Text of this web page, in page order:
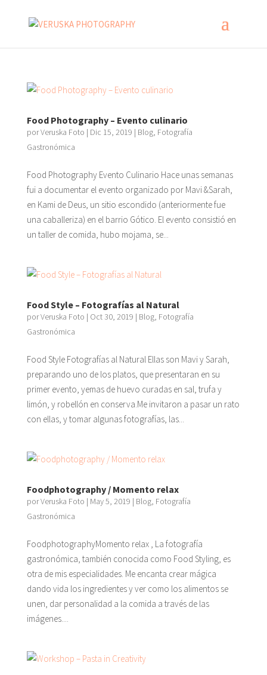
Food Photography – Evento culinario
porVeruska Foto | Dic 15, 2019 | Blog, Fotografía
Gastronómica
Food Photography Evento Culinario Hace unas semanas
fui a documentar el evento organizado por Mavi &Sarah,
en Kami de Deus, un sitio escondido (anteriormente fue
una caballeriza) en el barrio Gótico. El evento consistió en
un taller de comida, hubo mojama, se...
Food Style – Fotografías al Natural
porVeruska Foto | Oct 30, 2019 | Blog, Fotografía
Gastronómica
Food Style Fotografías al Natural Ellas son Mavi y Sarah,
preparando uno de los platos, que presentaran en su
primer evento, yemas de huevo curadas en sal, trufa y
limón, y robellón en conserva.Me invitaron a pasar un rato
con ellas, y tomar algunas fotografías, las...
Foodphotography / Momento relax
porVeruska Foto | May 5, 2019 | Blog, Fotografía
Gastronómica
FoodphotographyMomento relax , La fotografía
gastronómica, también conocida como Food Styling, es
otra de mis especialidades. Me encanta crear mágica
dando vida los ingredientes y ver como los alimentos se
unen, dar personalidad a la comida a través de las
imágenes....